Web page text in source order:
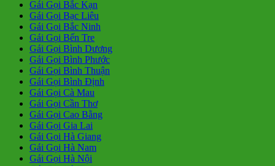
Gái Gọi Bắc Kạn
Gái Gọi Bạc Liêu
Gái Gọi Bắc Ninh
Gái Gọi Bến Tre
Gái Gọi Bình Dương
Gái Gọi Bình Phước
Gái Gọi Bình Thuận
Gái Gọi Bình Định
Gái Gọi Cà Mau
Gái Gọi Cần Thơ
Gái Gọi Cao Bằng
Gái Gọi Gia Lai
Gái Gọi Hà Giang
Gái Gọi Hà Nam
Gái Gọi Hà Nội